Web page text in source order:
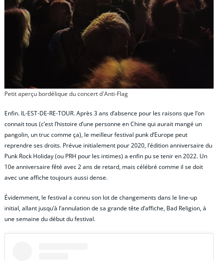
Petit aperçu bordélique du concert d'Anti-Flag
Enfin. IL-EST-DE-RE-TOUR. Après 3 ans d’absence pour les raisons que l’on
connait tous (c’est l’histoire d’une personne en Chine qui aurait mangé un
pangolin, un truc comme ça), le meilleur festival punk d’Europe peut
reprendre ses droits. Prévue initialement pour 2020, l’édition anniversaire du
Punk Rock Holiday (ou PRH pour les intimes) a enfin pu se tenir en 2022. Un
10e anniversaire fêté avec 2 ans de retard, mais célébré comme il se doit
avec une affiche toujours aussi dense.
Évidemment, le festival a connu son lot de changements dans le line-up
initial, allant jusqu’à l’annulation de sa grande tête d’affiche, Bad Religion, à
une semaine du début du festival.